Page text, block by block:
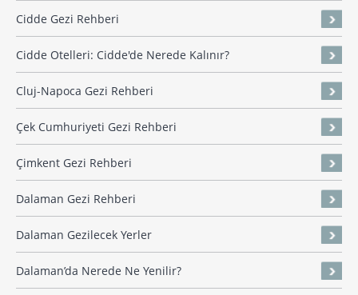
Cidde Gezi Rehberi
Cidde Otelleri: Cidde'de Nerede Kalınır?
Cluj-Napoca Gezi Rehberi
Çek Cumhuriyeti Gezi Rehberi
Çimkent Gezi Rehberi
Dalaman Gezi Rehberi
Dalaman Gezilecek Yerler
Dalaman’da Nerede Ne Yenilir?